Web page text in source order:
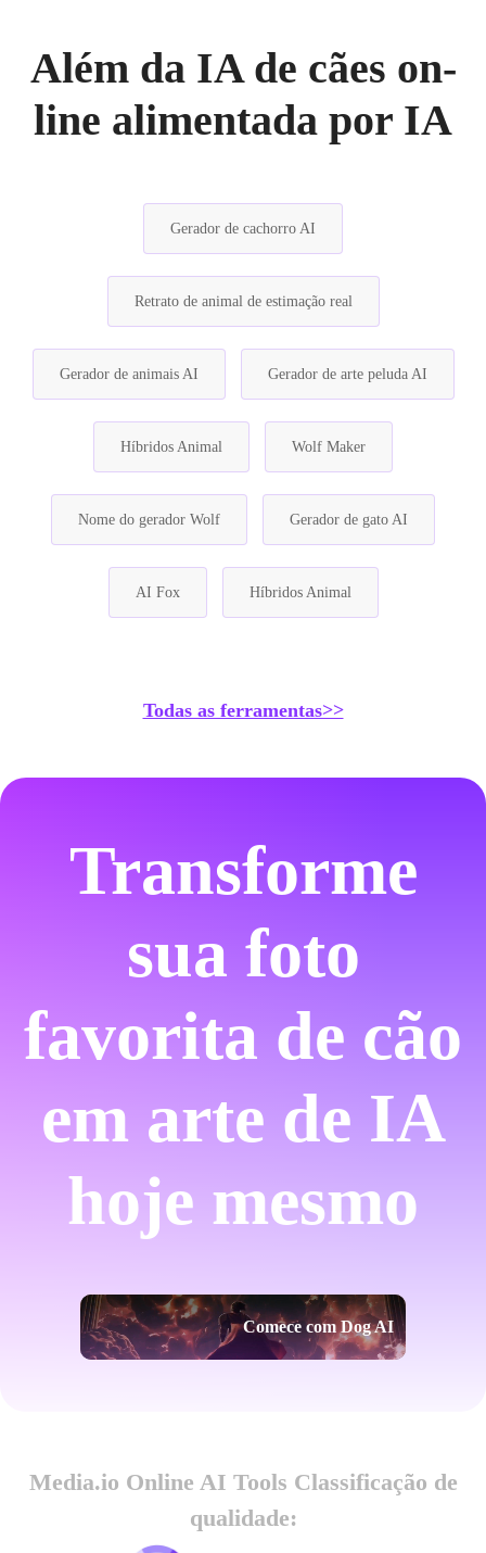
Além da IA de cães on-
line alimentada por IA
Gerador de cachorro AI
Retrato de animal de estimação real
Gerador de animais AI Gerador de arte peluda AI
Híbridos Animal Wolf Maker
Nome do gerador Wolf Gerador de gato AI
AI Fox Híbridos Animal
Todas as ferramentas>>
Transforme
sua foto
favorita de cão
em arte de IA
hoje mesmo
Comece com Dog AI
Media.io Online AI Tools Classificação de
qualidade: